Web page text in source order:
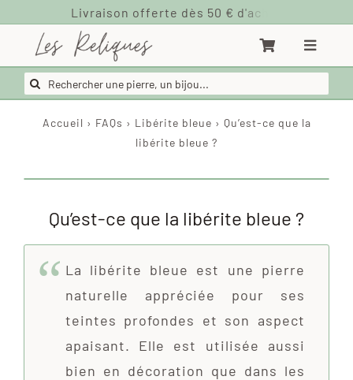
contenu
Rechercher:
Accueil › FAQs › Libérite bleue › Qu’est-ce que la
libérite bleue ?
Qu’est-ce que la libérite bleue ?
La libérite bleue est une pierre
naturelle appréciée pour ses
teintes profondes et son aspect
apaisant. Elle est utilisée aussi
bien en décoration que dans les